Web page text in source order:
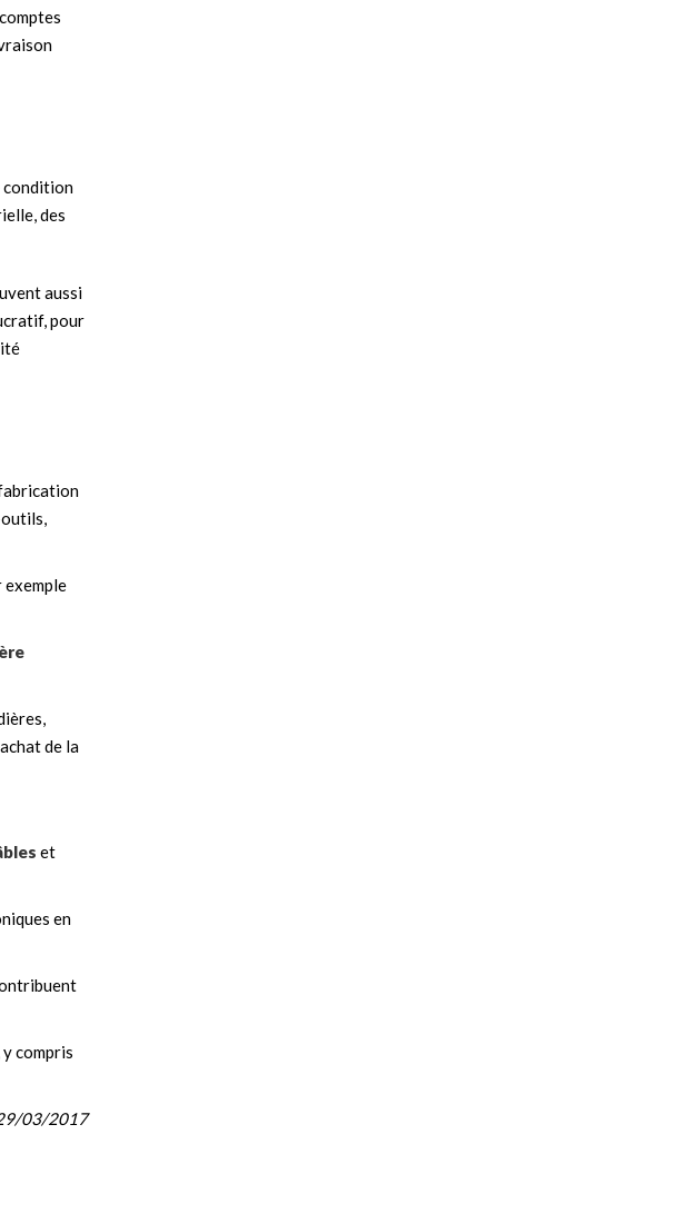
condition
des
aussi
pour
outils,
exemple
de la
et
en
y compris
03/2017